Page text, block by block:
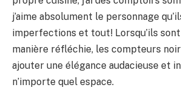
j’aime absolument le personnage
imperfections et tout! Lorsqu’ils
manière réfléchie, les compteurs
ajouter une élégance audacieuse et
n’importe quel espace.